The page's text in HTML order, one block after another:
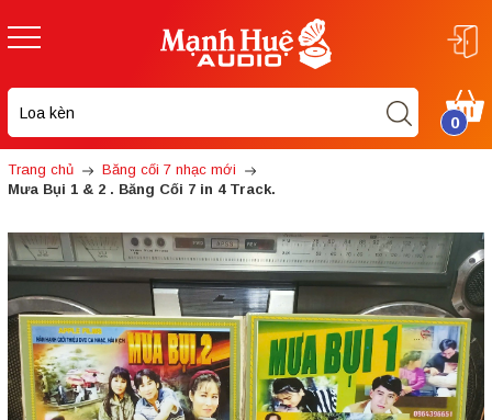
0
Trang chủ
Băng cối 7 nhạc mới
Mưa Bụi 1 & 2 . Băng Cối 7 in 4 Track.